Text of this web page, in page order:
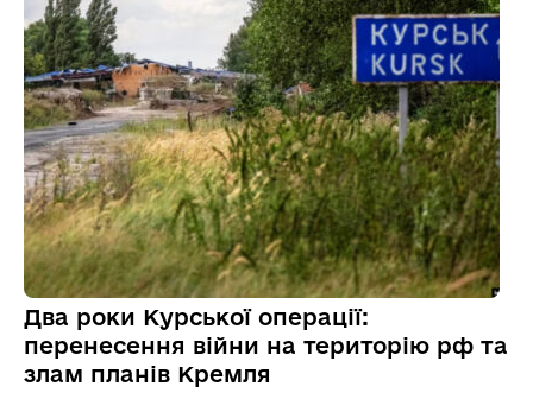
Два роки Курської операції:
перенесення війни на територію рф та
злам планів Кремля